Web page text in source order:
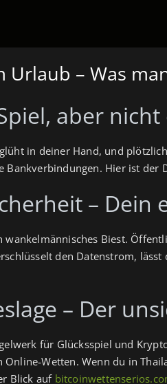
Urlaub – Was
aber
in deiner Hand, und
Bankverbindungen. Hier ist der
– Dein
wankelmännisches Biest.
den Datenstrom,
– Der
für Glücksspiel und
Wenn du in
Blick auf